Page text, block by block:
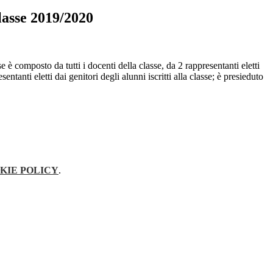
2019/2020
è composto da tutti i docenti della classe, da 2 rappresentanti eletti
eletti dai genitori degli alunni iscritti alla classe; è presieduto
POLICY.